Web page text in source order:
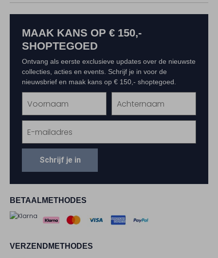
BETAALMETHODES
VERZENDMETHODES
MAAK KANS OP € 150,-
SHOPTEGOED
Ontvang als eerste exclusieve updates over de nieuwste
collecties, acties en events. Schrijf je in voor de
nieuwsbrief en maak kans op € 150,- shoptegoed.
Schrijf je in